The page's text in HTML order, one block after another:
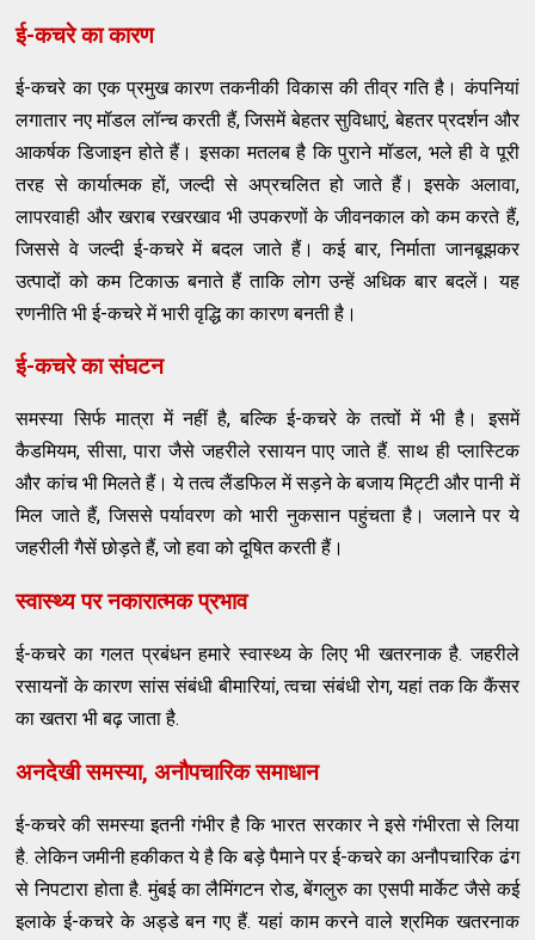
ई-कचरे का कारण
ई-कचरे का एक प्रमुख कारण तकनीकी विकास की तीव्र गति है। कंपनियां
लगातार नए मॉडल लॉन्च करती हैं, जिसमें बेहतर सुविधाएं, बेहतर प्रदर्शन और
आकर्षक डिजाइन होते हैं। इसका मतलब है कि पुराने मॉडल, भले ही वे पूरी
तरह से कार्यात्मक हों, जल्दी से अप्रचलित हो जाते हैं। इसके अलावा,
लापरवाही और खराब रखरखाव भी उपकरणों के जीवनकाल को कम करते हैं,
जिससे वे जल्दी ई-कचरे में बदल जाते हैं। कई बार, निर्माता जानबूझकर
उत्पादों को कम टिकाऊ बनाते हैं ताकि लोग उन्हें अधिक बार बदलें। यह
रणनीति भी ई-कचरे में भारी वृद्धि का कारण बनती है।
ई-कचरे का संघटन
समस्या सिर्फ मात्रा में नहीं है, बल्कि ई-कचरे के तत्वों में भी है। इसमें
कैडमियम, सीसा, पारा जैसे जहरीले रसायन पाए जाते हैं. साथ ही प्लास्टिक
और कांच भी मिलते हैं। ये तत्व लैंडफिल में सड़ने के बजाय मिट्टी और पानी में
मिल जाते हैं, जिससे पर्यावरण को भारी नुकसान पहुंचता है। जलाने पर ये
जहरीली गैसें छोड़ते हैं, जो हवा को दूषित करती हैं।
स्वास्थ्य पर नकारात्मक प्रभाव
ई-कचरे का गलत प्रबंधन हमारे स्वास्थ्य के लिए भी खतरनाक है. जहरीले
रसायनों के कारण सांस संबंधी बीमारियां, त्वचा संबंधी रोग, यहां तक कि कैंसर
का खतरा भी बढ़ जाता है.
अनदेखी समस्या, अनौपचारिक समाधान
ई-कचरे की समस्या इतनी गंभीर है कि भारत सरकार ने इसे गंभीरता से लिया
है. लेकिन जमीनी हकीकत ये है कि बड़े पैमाने पर ई-कचरे का अनौपचारिक ढंग
से निपटारा होता है. मुंबई का लैमिंगटन रोड, बेंगलुरु का एसपी मार्केट जैसे कई
इलाके ई-कचरे के अड्डे बन गए हैं. यहां काम करने वाले श्रमिक खतरनाक